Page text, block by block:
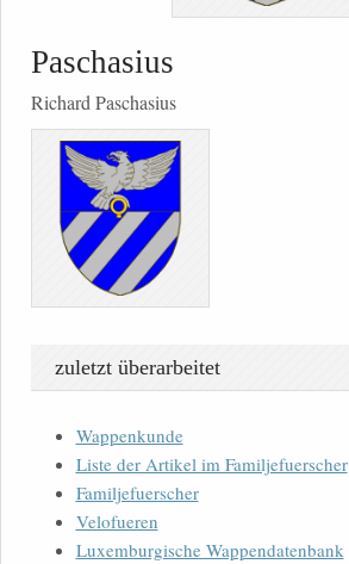
Paschasius
Richard Paschasius
zuletzt überarbeitet
Wappenkunde
Liste der Artikel im Familjefuerscher
Familjefuerscher
Velofueren
Luxemburgische Wappendatenbank